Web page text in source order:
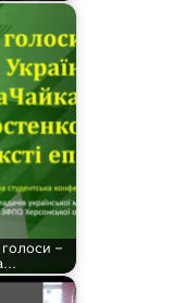
голоси –